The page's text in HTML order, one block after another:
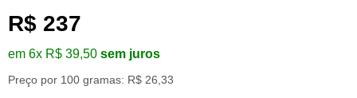
R$ 237
em 6x R$ 39,50 sem juros
Preço por 100 gramas: R$ 26,33